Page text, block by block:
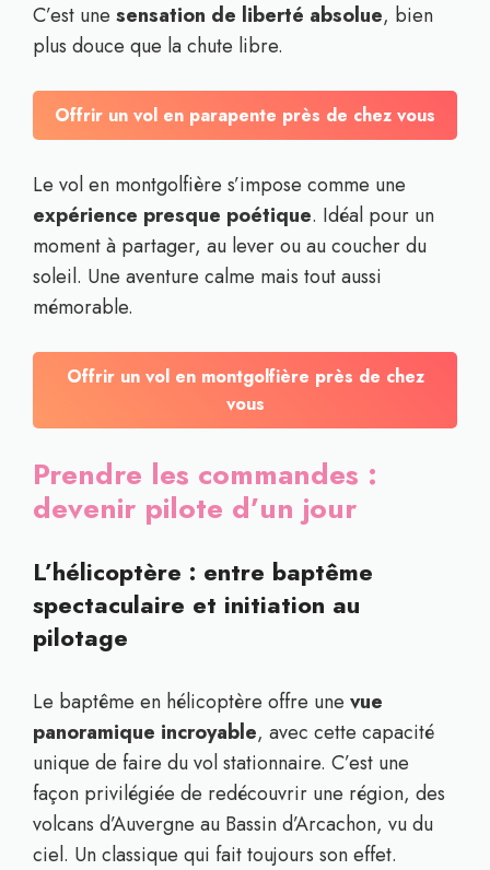
C’est une sensation de liberté absolue, bien
plus douce que la chute libre.
Offrir un vol en parapente près de chez vous
Le vol en montgolfière s’impose comme une
expérience presque poétique. Idéal pour un
moment à partager, au lever ou au coucher du
soleil. Une aventure calme mais tout aussi
mémorable.
Offrir un vol en montgolfière près de chez
vous
Prendre les commandes :
devenir pilote d’un jour
L’hélicoptère : entre baptême
spectaculaire et initiation au
pilotage
Le baptême en hélicoptère offre une vue
panoramique incroyable, avec cette capacité
unique de faire du vol stationnaire. C’est une
façon privilégiée de redécouvrir une région, des
volcans d’Auvergne au Bassin d’Arcachon, vu du
ciel. Un classique qui fait toujours son effet.